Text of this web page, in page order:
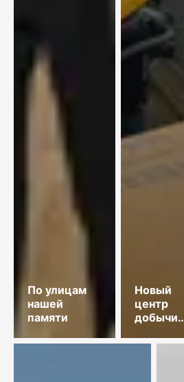
По улицам
нашей
памяти
Новый
центр
добычи